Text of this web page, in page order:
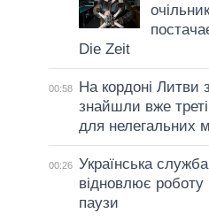
Die Zeit
00:58
На кордоні Литви
знайшли вже
для нелегальних
00:26 Українська
відновлює роботу
паузи